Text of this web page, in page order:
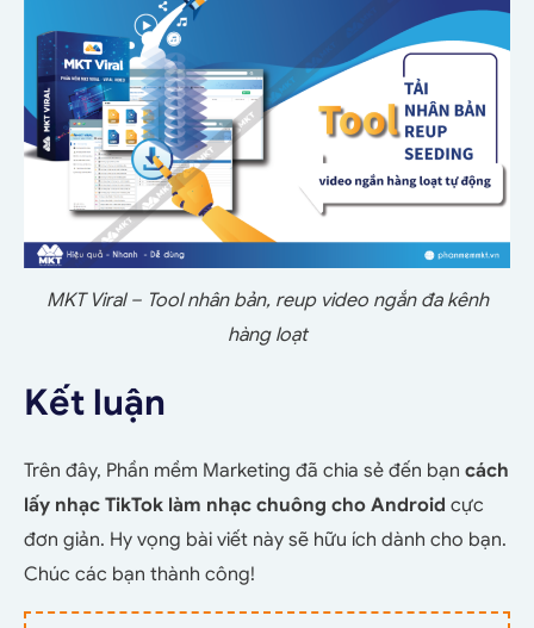
MKT Viral – Tool nhân bản, reup video ngắn đa kênh
hàng loạt
Kết luận
Trên đây, Phần mềm Marketing đã chia sẻ đến bạn cách
lấy nhạc TikTok làm nhạc chuông cho Android cực
đơn giản. Hy vọng bài viết này sẽ hữu ích dành cho bạn.
Chúc các bạn thành công!